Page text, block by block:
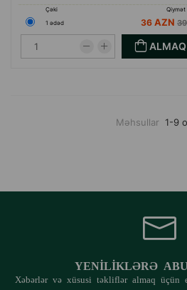
Çəki Qiymət
1 ədəd
36
ALMAQ
Məhsullar 1-9
YENILIKLƏRƏ
Xəbərlər və xüsusi təkliflər almaq üçün